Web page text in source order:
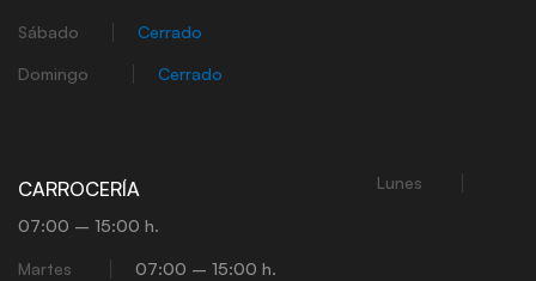
Sábado Cerrado
Domingo Cerrado
CARROCERÍA Lunes
07:00 – 15:00 h.
Martes 07:00 – 15:00 h.